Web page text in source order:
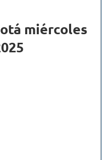
miércoles